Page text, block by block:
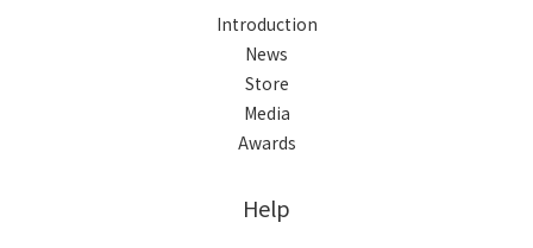
Introduction
News
Store
Media
Awards
Help